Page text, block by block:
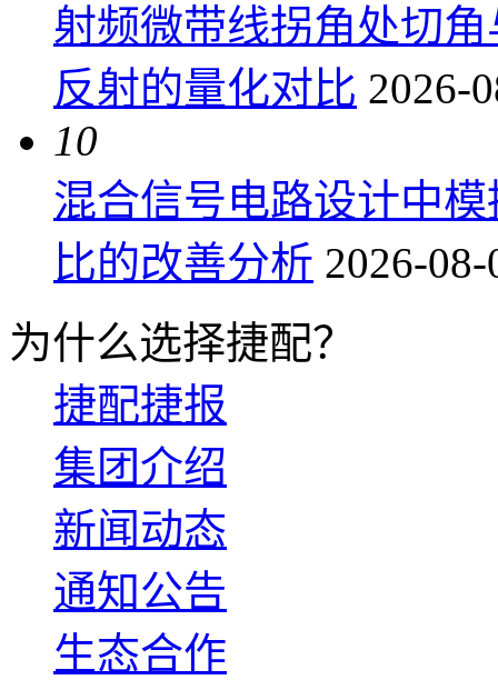
射频微带线拐角处切
反射的量化对比 2026-
10
混合信号电路设计中
比的改善分析 2026-
为什么选择捷配？
捷配捷报
集团介绍
新闻动态
通知公告
生态合作